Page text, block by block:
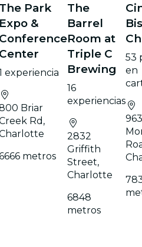
The Park
Expo &
Conference
Center
experiencia
Briar
Rd,
metros
The
Barrel
Room at
Triple C
Brewing
16
experiencias
2832
Griffith
Street,
Charlotte
6848
metros
53
en